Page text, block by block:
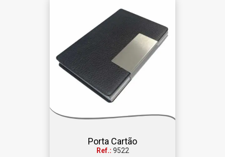
Porta Cartão
Ref.: 9522